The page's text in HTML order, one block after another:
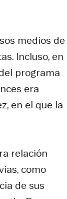
medios de
Incluso, en
programa
era
en el que la
relación
como
de sus